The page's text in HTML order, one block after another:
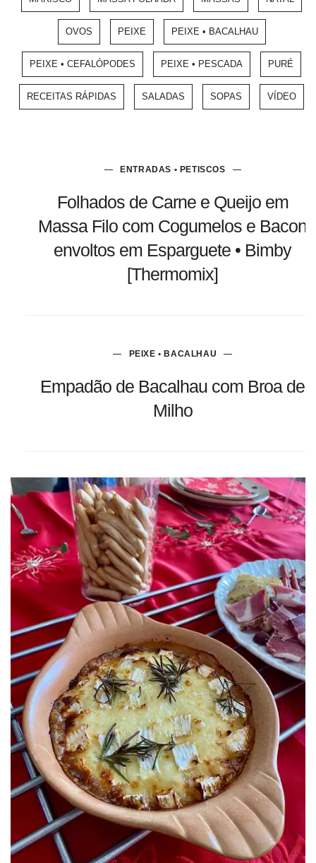
OVOS PEIXE PEIXE • BACALHAU
PEIXE • CEFALÓPODES PEIXE • PESCADA PURÉ
RECEITAS RÁPIDAS SALADAS SOPAS VÍDEO
ENTRADAS • PETISCOS
Folhados de Carne e Queijo em
Massa Filo com Cogumelos e Bacon
envoltos em Esparguete • Bimby
[Thermomix]
PEIXE • BACALHAU
Empadão de Bacalhau com Broa de
Milho